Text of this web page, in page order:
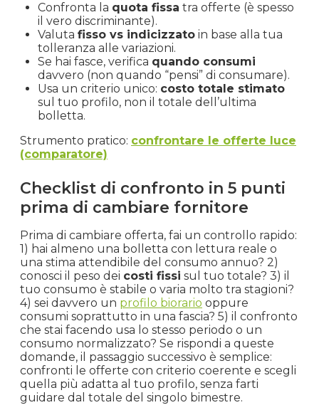
Confronta la quota fissa tra offerte (è spesso
il vero discriminante).
Valuta fisso vs indicizzato in base alla tua
tolleranza alle variazioni.
Se hai fasce, verifica quando consumi
davvero (non quando “pensi” di consumare).
Usa un criterio unico: costo totale stimato
sul tuo profilo, non il totale dell’ultima
bolletta.
Strumento pratico: confrontare le offerte luce
(comparatore)
Checklist di confronto in 5 punti
prima di cambiare fornitore
Prima di cambiare offerta, fai un controllo rapido:
1) hai almeno una bolletta con lettura reale o
una stima attendibile del consumo annuo? 2)
conosci il peso dei costi fissi sul tuo totale? 3) il
tuo consumo è stabile o varia molto tra stagioni?
4) sei davvero un profilo biorario oppure
consumi soprattutto in una fascia? 5) il confronto
che stai facendo usa lo stesso periodo o un
consumo normalizzato? Se rispondi a queste
domande, il passaggio successivo è semplice:
confronti le offerte con criterio coerente e scegli
quella più adatta al tuo profilo, senza farti
guidare dal totale del singolo bimestre.